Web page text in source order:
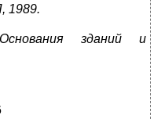
1989.
зданий и